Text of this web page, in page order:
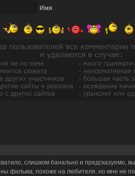
Имя
слишком банально и предсказуемо,
фильма, похоже на любителя, но мне не